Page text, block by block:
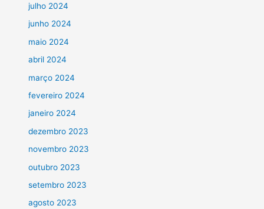
julho 2024
junho 2024
maio 2024
abril 2024
março 2024
fevereiro 2024
janeiro 2024
dezembro 2023
novembro 2023
outubro 2023
setembro 2023
agosto 2023